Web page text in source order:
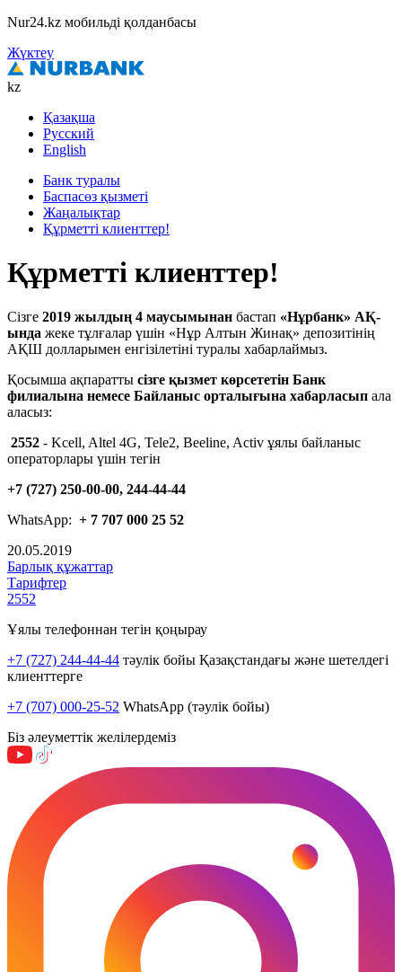
Nur24.kz мобильді қолданбасы
Жүктеу
kz
Қазақша
Русский
English
Банк туралы
Баспасөз қызметі
Жаңалықтар
Құрметті клиенттер!
Құрметті клиенттер!
Сізге 2019 жылдың 4 маусымынан бастап «Нұрбанк» АҚ-
ында жеке тұлғалар үшін «Нұр Алтын Жинақ» депозитінің
АҚШ долларымен енгізілетіні туралы хабарлаймыз.
Қосымша ақпаратты сізге қызмет көрсететін Банк
филиалына немесе Байланыс орталығына хабарласып ала
аласыз:
2552 - Kcell, Altel 4G, Tele2, Beeline, Activ ұялы байланыс
операторлары үшін тегін
+7 (727) 250-00-00, 244-44-44
WhatsApp: + 7 707 000 25 52
20.05.2019
Барлық құжаттар
Тарифтер
2552
Ұялы телефоннан тегін қоңырау
+7 (727) 244-44-44 тәулік бойы Қазақстандағы және шетелдегі
клиенттерге
+7 (707) 000-25-52 WhatsApp (тәулік бойы)
Біз әлеуметтік желілердеміз